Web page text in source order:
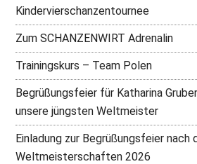
Kindervierschanzentournee
Zum SCHANZENWIRT Adrenalin
Trainingskurs – Team Polen
Begrüßungsfeier für Katharina
unsere jüngsten Weltmeister
Einladung zur Begrüßungsfeier nach
Weltmeisterschaften 2026